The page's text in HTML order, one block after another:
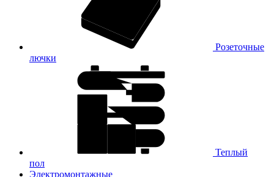
Розеточные
лючки
Теплый
пол
Электромонтажные